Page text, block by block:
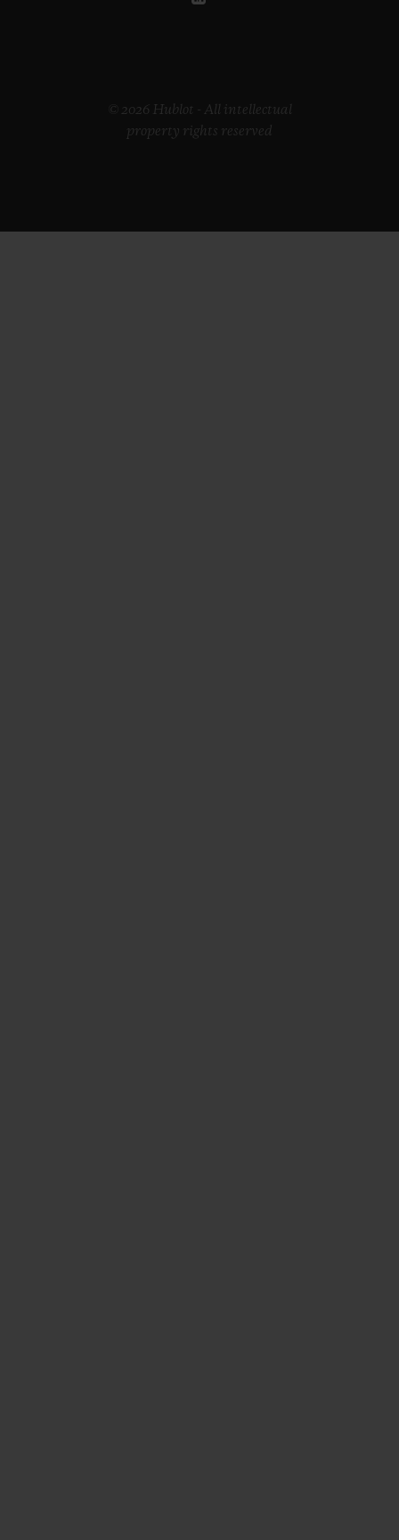
© 2026 Hublot - All intellectual
property rights reserved